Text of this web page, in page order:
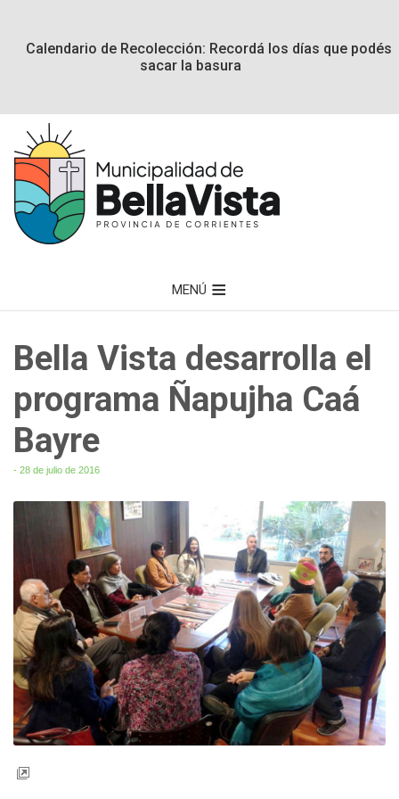
Calendario de Recolección: Recordá los días que podés
sacar la basura
MENÚ
Bella Vista desarrolla el
programa Ñapujha Caá
Bayre
- 28 de julio de 2016